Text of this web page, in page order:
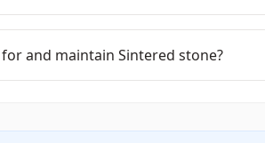
and maintain Sintered stone?